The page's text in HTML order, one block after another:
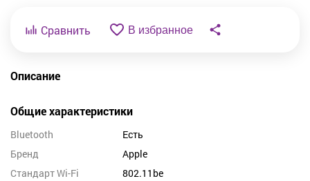
Сравнить В избранное
Описание
Общие характеристики
Bluetooth
Есть
Бренд
Apple
Стандарт Wi-Fi
802.11be